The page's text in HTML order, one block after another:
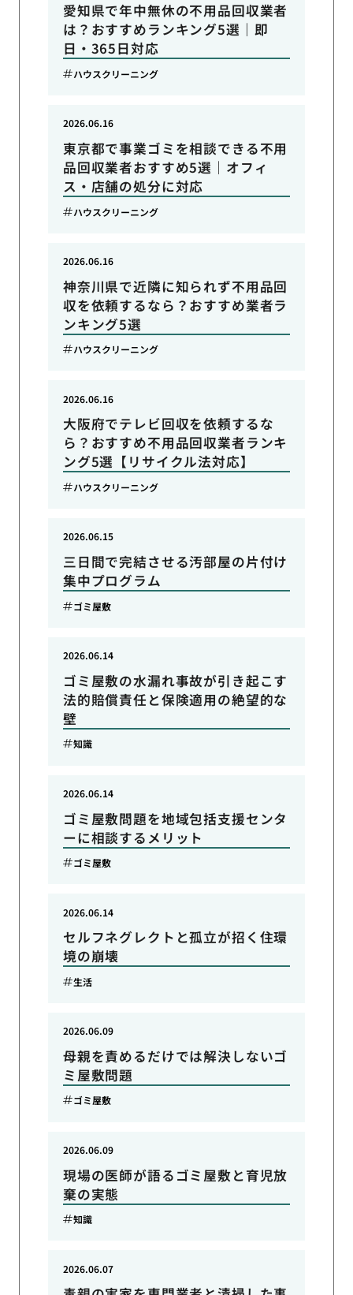
愛知県で年中無休の不用品回収業者
は？おすすめランキング5選｜即
日・365日対応
ハウスクリーニング
東京都で事業ゴミを相談できる不用
品回収業者おすすめ5選｜オフィ
ス・店舗の処分に対応
2026.06.16
ハウスクリーニング
神奈川県で近隣に知られず不用品回
収を依頼するなら？おすすめ業者ラ
ンキング5選
2026.06.16
ハウスクリーニング
大阪府でテレビ回収を依頼するな
ら？おすすめ不用品回収業者ランキ
ング5選【リサイクル法対応】
2026.06.16
ハウスクリーニング
三日間で完結させる汚部屋の片付け
集中プログラム
2026.06.15
ゴミ屋敷
ゴミ屋敷の水漏れ事故が引き起こす
法的賠償責任と保険適用の絶望的な
壁
2026.06.14
知識
ゴミ屋敷問題を地域包括支援センタ
ーに相談するメリット
2026.06.14
ゴミ屋敷
セルフネグレクトと孤立が招く住環
境の崩壊
2026.06.14
生活
母親を責めるだけでは解決しないゴ
ミ屋敷問題
2026.06.09
ゴミ屋敷
現場の医師が語るゴミ屋敷と育児放
棄の実態
2026.06.09
知識
2026.06.07